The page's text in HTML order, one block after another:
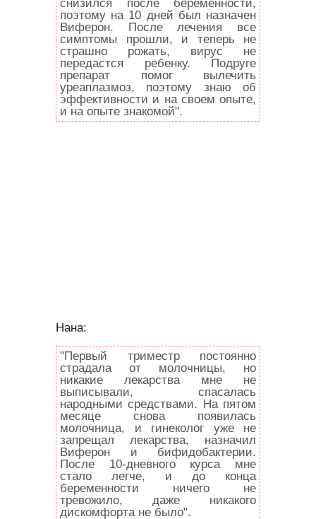
снизился после беременности,
поэтому на 10 дней был назначен
Виферон. После лечения все
симптомы прошли, и теперь не
страшно рожать, вирус не
передастся ребенку. Подруге
препарат помог вылечить
уреаплазмоз, поэтому знаю об
эффективности и на своем опыте,
и на опыте знакомой".
Нана:
"Первый триместр постоянно
страдала от молочницы, но
никакие лекарства мне не
выписывали, спасалась
народными средствами. На пятом
месяце снова появилась
молочница, и гинеколог уже не
запрещал лекарства, назначил
Виферон и бифидобактерии.
После 10-дневного курса мне
стало легче, и до конца
беременности ничего не
тревожило, даже никакого
дискомфорта не было".